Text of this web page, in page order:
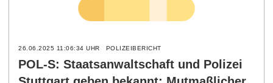
26.06.2025 11:06:34 UHR POLIZEIBERICHT
POL-S: Staatsanwaltschaft und Polizei